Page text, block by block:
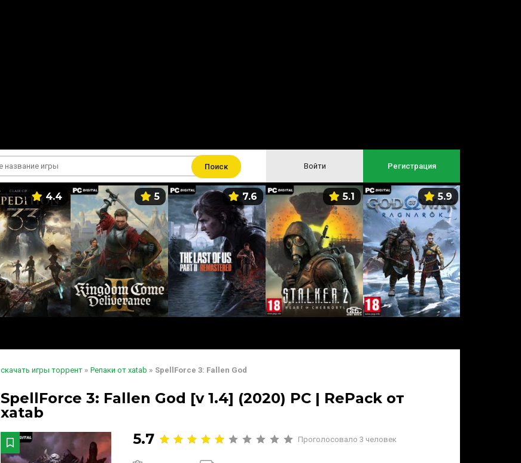
Поиск Войти Регистрация
4.4 5 7.6 5.1 5.9
скачать игры торрент » Репаки от xatab » SpellForce 3: Fallen God
SpellForce 3: Fallen God [v 1.4] (2020) PC | RePack от
xatab
5.7
Проголосовало3 человек